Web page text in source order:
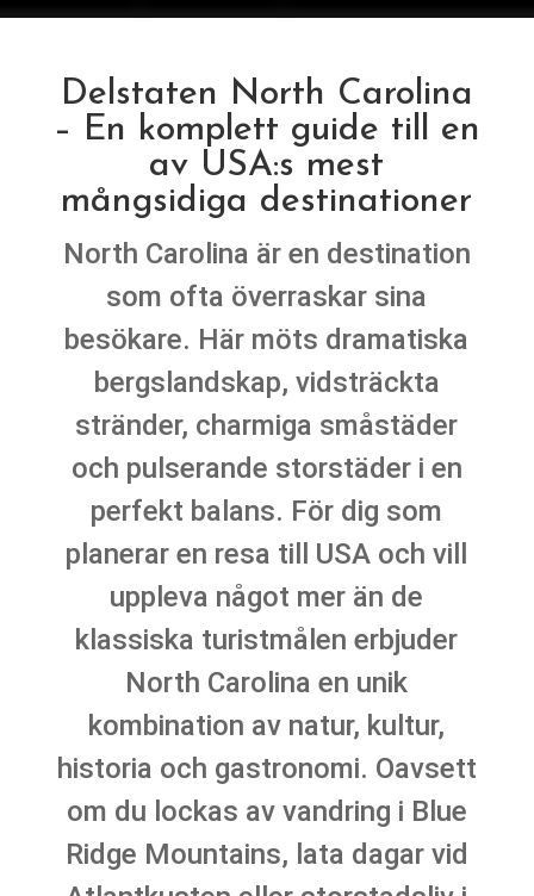
Delstaten North Carolina
– En komplett guide till en
av USA:s mest
mångsidiga destinationer
North Carolina är en destination
som ofta överraskar sina
besökare. Här möts dramatiska
bergslandskap, vidsträckta
stränder, charmiga småstäder
och pulserande storstäder i en
perfekt balans. För dig som
planerar en resa till USA och vill
uppleva något mer än de
klassiska turistmålen erbjuder
North Carolina en unik
kombination av natur, kultur,
historia och gastronomi. Oavsett
om du lockas av vandring i Blue
Ridge Mountains, lata dagar vid